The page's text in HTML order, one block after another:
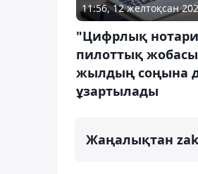
11:56, 12 желтоқсан
"Цифрлық
пилоттық жобасы
жылдың соңына
ұзартылады
Жаңалықтан